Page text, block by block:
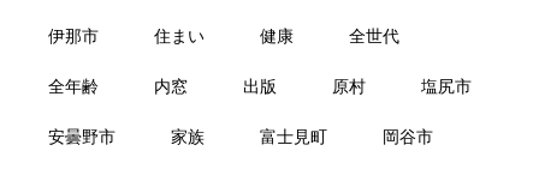
伊那市 住まい 健康 全世代
全年齢 内窓 出版 原村 塩尻市
安曇野市 家族 富士見町 岡谷市